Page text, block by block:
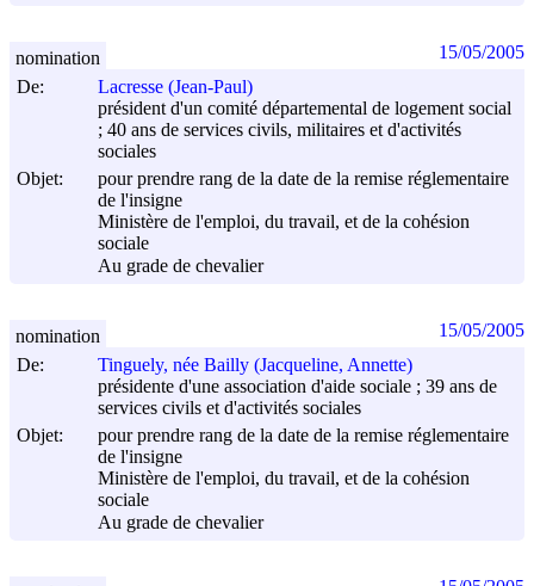
De:
Lacresse (Jean-Paul)
président d'un comité départemental de logement social
; 40 ans de services civils, militaires et d'activités
sociales
Objet:
pour prendre rang de la date de la remise réglementaire
de l'insigne
Ministère de l'emploi, du travail, et de la cohésion
sociale
Au grade de chevalier
nomination 15/05/2005
De:
Tinguely, née Bailly (Jacqueline, Annette)
présidente d'une association d'aide sociale ; 39 ans de
services civils et d'activités sociales
Objet:
pour prendre rang de la date de la remise réglementaire
de l'insigne
Ministère de l'emploi, du travail, et de la cohésion
sociale
Au grade de chevalier
nomination 15/05/2005